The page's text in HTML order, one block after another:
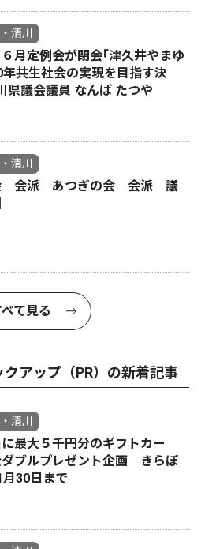
清川
月定例会が閉会｢津久井やまゆ
年共生社会の実現を目指す決
議会議員 なんば たつや
清川
会派 あつぎの会 会派 議
て見る
アップ（PR）の新着記事
清川
最大５千円分のギフトカー
ブルプレゼント企画 きらぼ
月30日まで